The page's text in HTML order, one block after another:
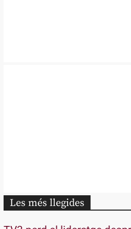
Les més llegides